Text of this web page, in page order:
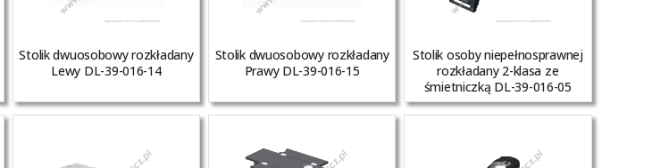
Stolik dwuosobowy rozkładany
Lewy DL-39-016-14
Stolik dwuosobowy rozkładany
Prawy DL-39-016-15
Stolik osoby niepełnosprawnej
rozkładany 2-klasa ze
śmietniczką DL-39-016-05